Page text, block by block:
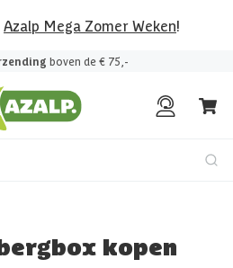
Azalp Mega Zomer Weken!
boven de € 75,-
kopen